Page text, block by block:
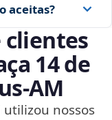
aceitas?
clientes
14 de
nossos